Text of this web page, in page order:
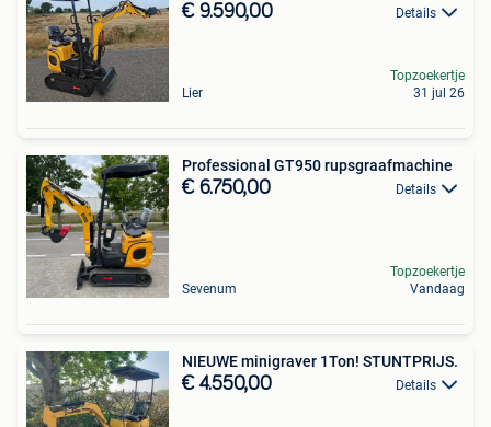
€ 9.590,00 Details
Lier
Topzoekertje
31 jul 26
Professional GT950 rupsgraafmachine
€ 6.750,00 Details
Sevenum
Topzoekertje
Vandaag
NIEUWE minigraver 1Ton! STUNTPRIJS.
€ 4.550,00 Details